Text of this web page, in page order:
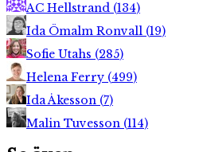
AC Hellstrand (134)
Ida Ömalm Ronvall (19)
Sofie Utahs (285)
Helena Ferry (499)
Ida Åkesson (7)
Malin Tuvesson (114)